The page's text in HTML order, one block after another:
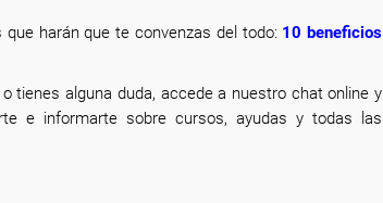
harán que te convenzas del todo: 10 beneficios
tienes alguna duda, accede a nuestro chat online y
e informarte sobre cursos, ayudas y todas las